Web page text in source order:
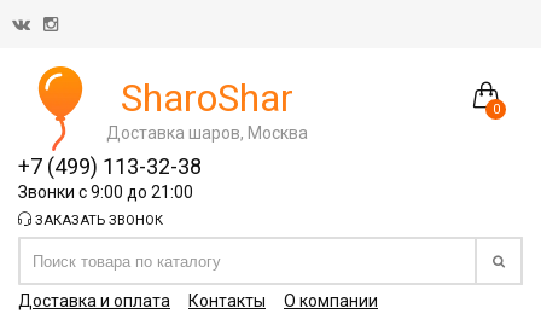
0
SharoShar
Доставка шаров, Москва
+7 (499) 113-32-38
Звонки с 9:00 до 21:00
ЗАКАЗАТЬ ЗВОНОК
Доставка и оплата Контакты О компании